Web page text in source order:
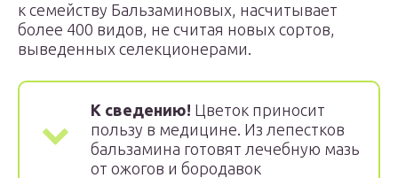
к семейству Бальзаминовых, насчитывает
более 400 видов, не считая новых сортов,
выведенных селекционерами.
К сведению! Цветок приносит
пользу в медицине. Из лепестков
бальзамина готовят лечебную мазь
от ожогов и бородавок